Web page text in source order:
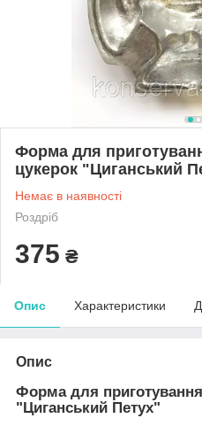
Форма для
цукерок "Циганський
Немає в наявності
Роздріб
375 ₴
Опис Характеристики
Опис
Форма для
"Циганський Петух"